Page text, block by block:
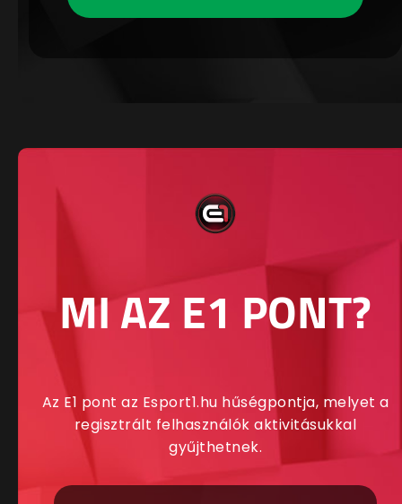
MI AZ E1 PONT?
Az E1 pont az Esport1.hu hűségpontja, melyet a
regisztrált felhasználók aktivitásukkal
gyűjthetnek.